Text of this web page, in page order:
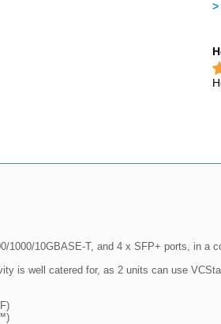
1000/10GBASE-T, and 4 x SFP+ ports, in a
is well catered for, as 2 units can use